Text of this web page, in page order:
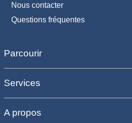
Nous contacter
Questions fréquentes
Parcourir
Services
A propos